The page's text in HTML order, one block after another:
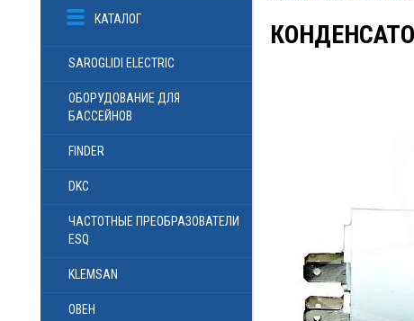
КАТАЛОГ
SAROGLIDI ELECTRIC
ОБОРУДОВАНИЕ ДЛЯ
БАССЕЙНОВ
FINDER
DKC
ЧАСТОТНЫЕ ПРЕОБРАЗОВАТЕЛИ
ESQ
KLEMSAN
ОВЕН